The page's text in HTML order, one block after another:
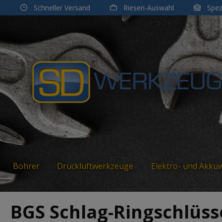
Hauptinhalt springen
Zur Suche springen
Zur Hauptnavigation springen
Schneller Versand Riesen-Auswahl
Bohrer Druckluftwerkzeuge Elektro- und
BGS Schlag-